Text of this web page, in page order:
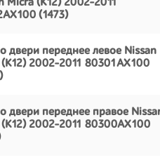
Micra (K12) 2002-2011
(1473)
двери переднее левое Nissan
2002-2011 80301AX100
двери переднее правое
(K12) 2002-2011 80300AX100